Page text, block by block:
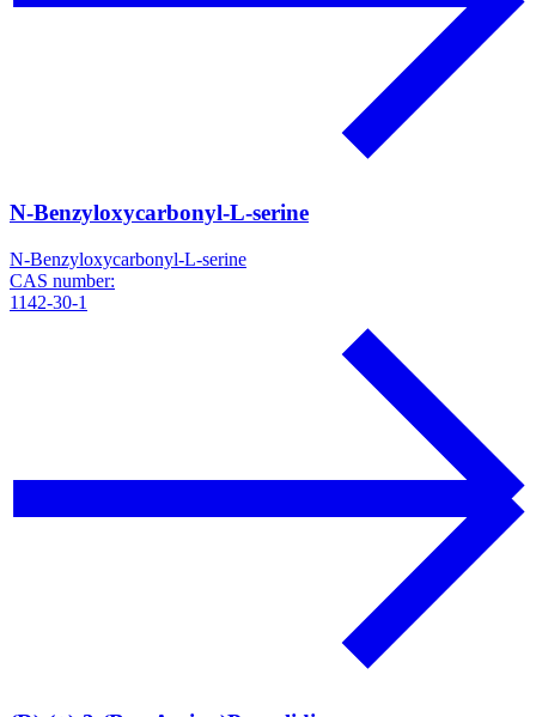
N-Benzyloxycarbonyl-L-serine
N-Benzyloxycarbonyl-L-serine
CAS number:
1142-30-1